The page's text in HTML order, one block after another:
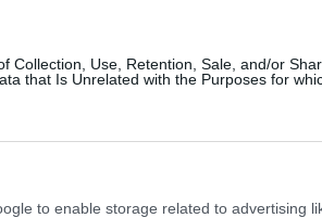
Collection, Use, Retention, Sale, and/or
that Is Unrelated with the Purposes for
to enable storage related to advertising